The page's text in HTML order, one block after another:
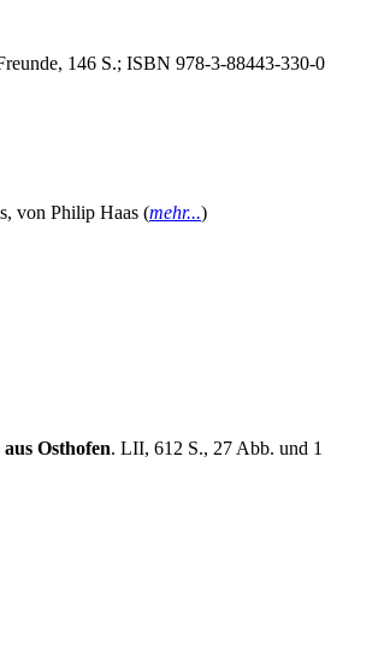
146 S.; ISBN 978-3-88443-330-0
von Philip Haas (mehr...)
Osthofen. LII, 612 S., 27 Abb. und 1